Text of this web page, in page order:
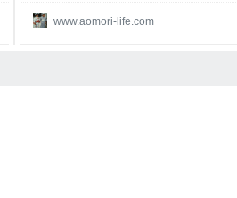
www.aomori-life.com